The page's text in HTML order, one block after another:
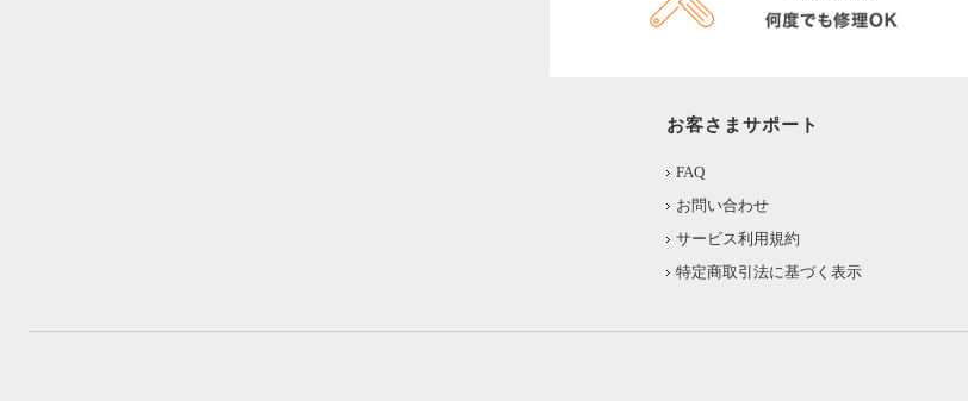
お客さまサポート
FAQ
お問い合わせ
サービス利用規約
特定商取引法に基づく表示